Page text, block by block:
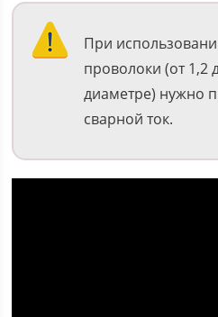
При
проволоки (от 1,2
диаметре) нужно
сварной ток.